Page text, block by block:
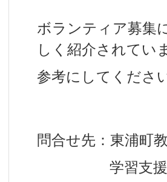
ボランティア募集
しく紹介されてい
参考にしてくださ
問合せ先：東浦町
学習支援コ